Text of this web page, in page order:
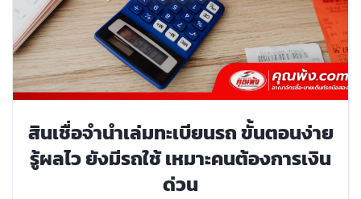
สินเชื่อจำนำเล่มทะเบียนรถ ขั้นตอนง่าย
รู้ผลไว ยังมีรถใช้ เหมาะคนต้องการเงิน
ด่วน